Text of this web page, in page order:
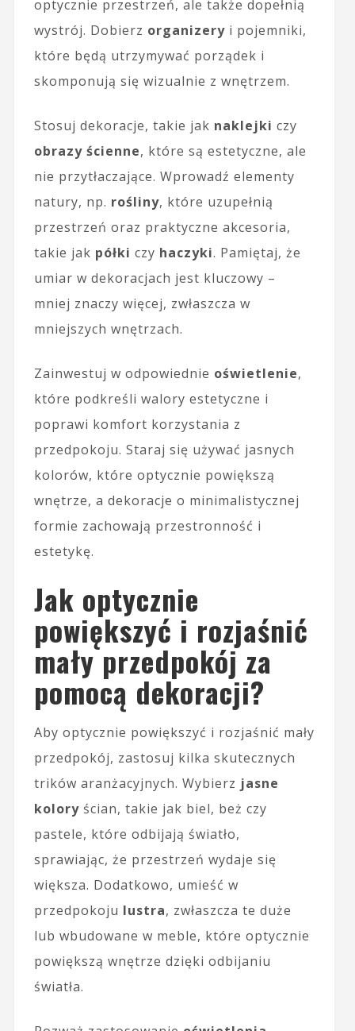
optycznie przestrzeń, ale także dopełnią
wystrój. Dobierz organizeryi pojemniki,
które będą utrzymywać porządek i
skomponują się wizualnie z wnętrzem.
Stosuj dekoracje, takie jak naklejki czy
obrazy ścienne, które są estetyczne, ale
nie przytłaczające. Wprowadź elementy
natury, np. rośliny, które uzupełnią
przestrzeń oraz praktyczne akcesoria,
takie jak półki czy haczyki. Pamiętaj, że
umiar w dekoracjach jest kluczowy –
mniej znaczy więcej, zwłaszcza w
mniejszych wnętrzach.
Zainwestuj w odpowiednie oświetlenie,
które podkreśli walory estetyczne i
poprawi komfort korzystania z
przedpokoju. Staraj się używać jasnych
kolorów, które optycznie powiększą
wnętrze, a dekoracje o minimalistycznej
formie zachowają przestronność i
estetykę.
Jak optycznie
powiększyć i rozjaśnić
mały przedpokój za
pomocą dekoracji?
Aby optycznie powiększyć i rozjaśnić mały
przedpokój, zastosuj kilka skutecznych
trików aranżacyjnych. Wybierz jasne
koloryścian, takie jak biel, beż czy
pastele, które odbijają światło,
sprawiając, że przestrzeń wydaje się
większa. Dodatkowo, umieść w
przedpokoju lustra, zwłaszcza te duże
lub wbudowane w meble, które optycznie
powiększą wnętrze dzięki odbijaniu
światła.